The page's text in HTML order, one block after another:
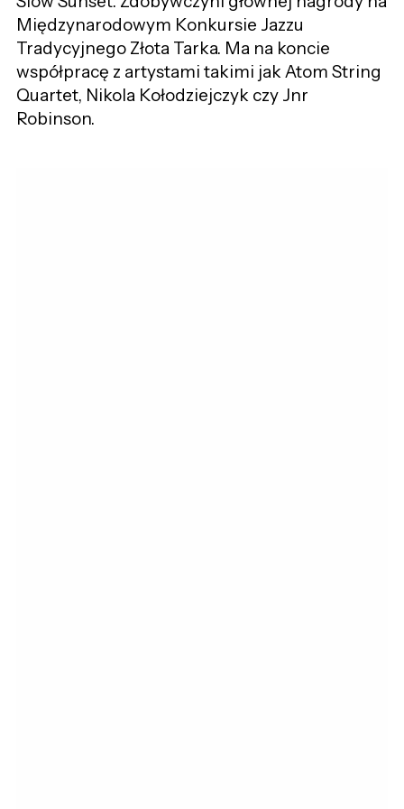
Międzynarodowym Konkursie Jazzu
Tradycyjnego Złota Tarka. Ma na koncie
współpracę z artystami takimi jak Atom String
Quartet, Nikola Kołodziejczyk czy Jnr
Robinson.